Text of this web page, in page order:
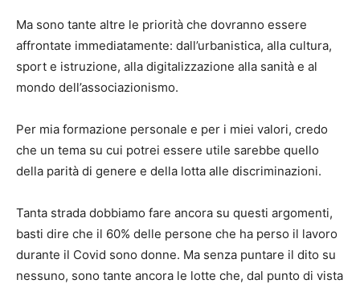
Ma sono tante altre le priorità che dovranno essere
affrontate immediatamente: dall’urbanistica, alla cultura,
sport e istruzione, alla digitalizzazione alla sanità e al
mondo dell’associazionismo.
Per mia formazione personale e per i miei valori, credo
che un tema su cui potrei essere utile sarebbe quello
della parità di genere e della lotta alle discriminazioni.
Tanta strada dobbiamo fare ancora su questi argomenti,
basti dire che il 60% delle persone che ha perso il lavoro
durante il Covid sono donne. Ma senza puntare il dito su
nessuno, sono tante ancora le lotte che, dal punto di vista